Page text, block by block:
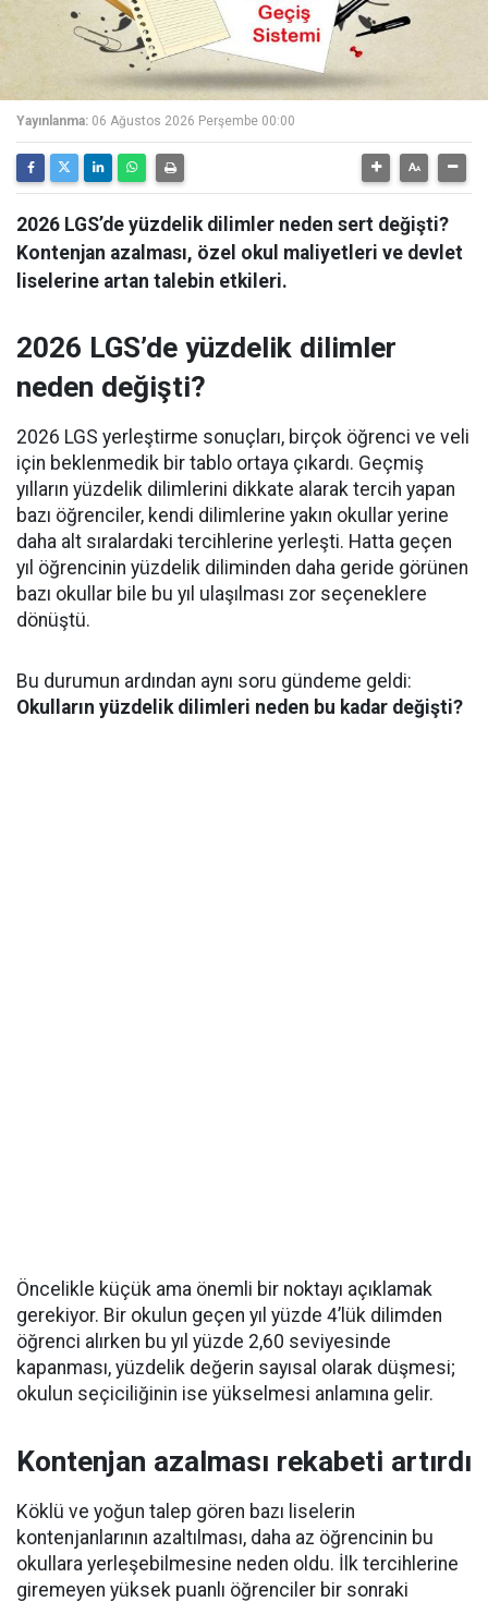
Yayınlanma: 06 Ağustos 2026 Perşembe 00:00
2026 LGS’de yüzdelik dilimler neden sert değişti?
Kontenjan azalması, özel okul maliyetleri ve devlet
liselerine artan talebin etkileri.
2026 LGS’de yüzdelik dilimler
neden değişti?
2026 LGS yerleştirme sonuçları, birçok öğrenci ve veli
için beklenmedik bir tablo ortaya çıkardı. Geçmiş
yılların yüzdelik dilimlerini dikkate alarak tercih yapan
bazı öğrenciler, kendi dilimlerine yakın okullar yerine
daha alt sıralardaki tercihlerine yerleşti. Hatta geçen
yıl öğrencinin yüzdelik diliminden daha geride görünen
bazı okullar bile bu yıl ulaşılması zor seçeneklere
dönüştü.
Bu durumun ardından aynı soru gündeme geldi:
Okulların yüzdelik dilimleri neden bu kadar değişti?
Öncelikle küçük ama önemli bir noktayı açıklamak
gerekiyor. Bir okulun geçen yıl yüzde 4’lük dilimden
öğrenci alırken bu yıl yüzde 2,60 seviyesinde
kapanması, yüzdelik değerin sayısal olarak düşmesi;
okulun seçiciliğinin ise yükselmesi anlamına gelir.
Kontenjan azalması rekabeti artırdı
Köklü ve yoğun talep gören bazı liselerin
kontenjanlarının azaltılması, daha az öğrencinin bu
okullara yerleşebilmesine neden oldu. İlk tercihlerine
giremeyen yüksek puanlı öğrenciler bir sonraki